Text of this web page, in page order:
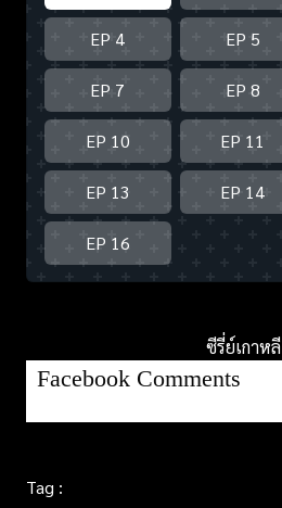
EP 4 EP 5
EP 7 EP 8
EP 10 EP 11
EP 13 EP 14
EP 16
ซีรี่ย์เกาหลี
Facebook Comments
Tag :